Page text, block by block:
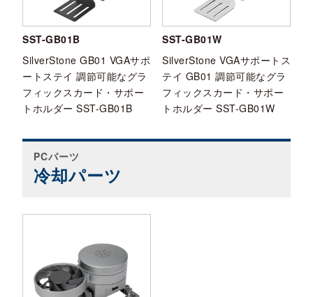
SST-GB01B
SilverStone GB01 VGAサポ
ートステイ 調節可能なグラ
フィックスカード・サポー
トホルダー SST-GB01B
SST-GB01W
SilverStone VGAサポートス
テイ GB01 調節可能なグラ
フィックスカード・サポー
トホルダー SST-GB01W
PCパーツ
冷却パーツ